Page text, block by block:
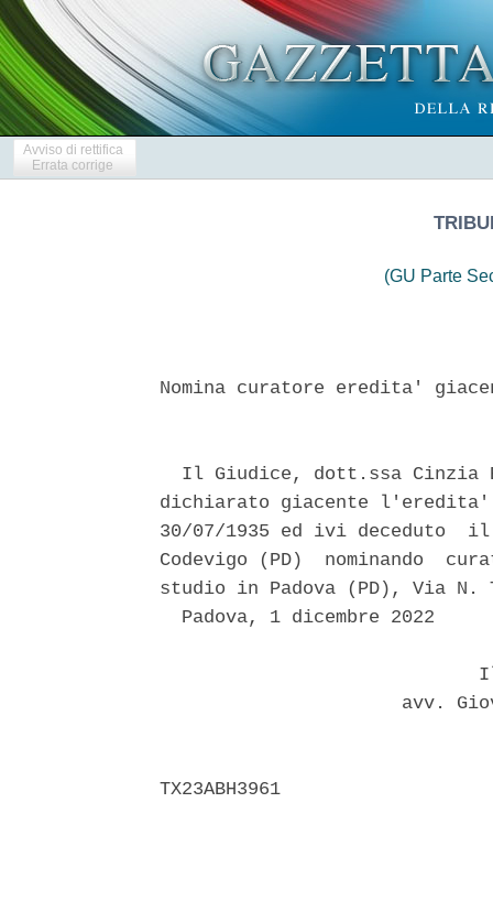
Avviso di rettifica
Errata corrige
(GU Parte
Nomina curatore eredita'
Il Giudice, dott.ssa Cinzia
dichiarato giacente l'eredita'
30/07/1935 ed ivi deceduto
Codevigo (PD)  nominando
studio in Padova (PD), Via N.
  Padova, 1 dicembre 2022
avv.